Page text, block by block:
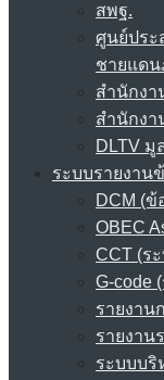
สพฐ.
ศูนย์ประ
ชายแด
สำนักงา
สำนักงา
DLTV มู
ระบบรายงาน
DCM (
OBEC
CCT (ร
G-code
รายงาน
รายงาน
ระบบบริ